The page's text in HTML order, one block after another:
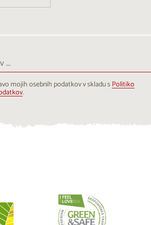
mojih osebnih podatkov v skladu sPolitiko
.